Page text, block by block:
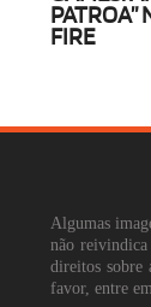
PATROA”
FIRE
Algumas
não reivindica
direitos sobre
favor, entre